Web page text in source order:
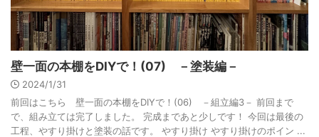
壁一面の本棚をDIYで！(07) －塗装編－
2024/1/31
前回はこちら 壁一面の本棚をDIYで！(06) －組立編3－ 前回まで
で、組み立ては完了しました。 完成まであと少しです！ 今回は最後の
工程、やすり掛けと塗装の話です。 やすり掛け やすり掛けのポイン ...